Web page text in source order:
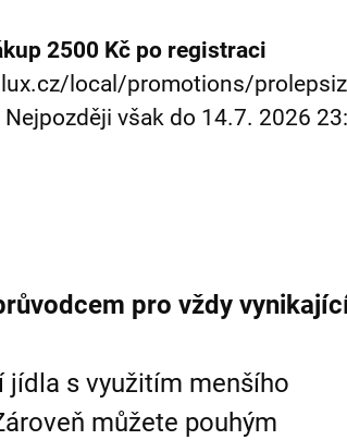
2500 Kč po registraci
local/promotions/
však do 14.7. 2026
pro vždy
jídla s využitím menšího
můžete pouhým